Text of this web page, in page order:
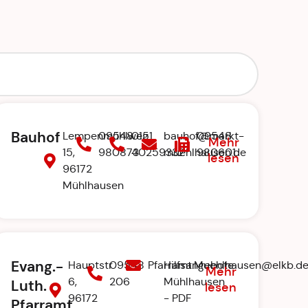
Bauhof Lempenmühlweg
15,
96172
Mühlhausen
09548
980873
0151
40259332
bauhof@markt-
muehlhausen.de
09548
980601
Mehr
lesen
Evang.-
Luth.
Hauptstr.
6,
96172
09548
206
Pfarramt.Muehlhausen@elkb.de
Hilfsangebote
Mühlhausen
- PDF
Mehr
lesen